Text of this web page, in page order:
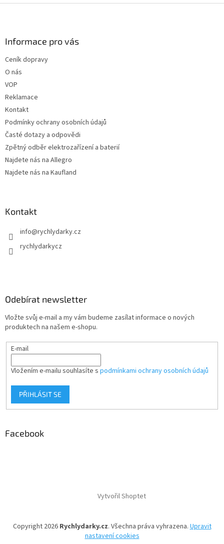
Informace pro vás
Ceník dopravy
O nás
VOP
Reklamace
Kontakt
Podmínky ochrany osobních údajů
Časté dotazy a odpovědi
Zpětný odběr elektrozařízení a baterií
Najdete nás na Allegro
Najdete nás na Kaufland
Kontakt
info@rychlydarky.cz
rychlydarkycz
Odebírat newsletter
Vložte svůj e-mail a my vám budeme zasílat informace o nových
produktech na našem e-shopu.
E-mail
Vložením e-mailu souhlasíte s podmínkami ochrany osobních údajů
PŘIHLÁSIT SE
Facebook
Vytvořil Shoptet
Copyright 2026 Rychlydarky.cz. Všechna práva vyhrazena. Upravit
nastavení cookies